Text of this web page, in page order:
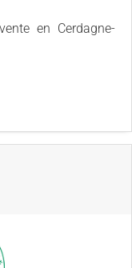
en Cerdagne-